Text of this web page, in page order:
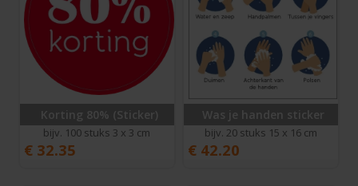
Korting 80% (Sticker)
bijv. 100 stuks 3 x 3 cm
€ 32.35
Was je handen sticker
bijv. 20 stuks 15 x 16 cm
€ 42.20